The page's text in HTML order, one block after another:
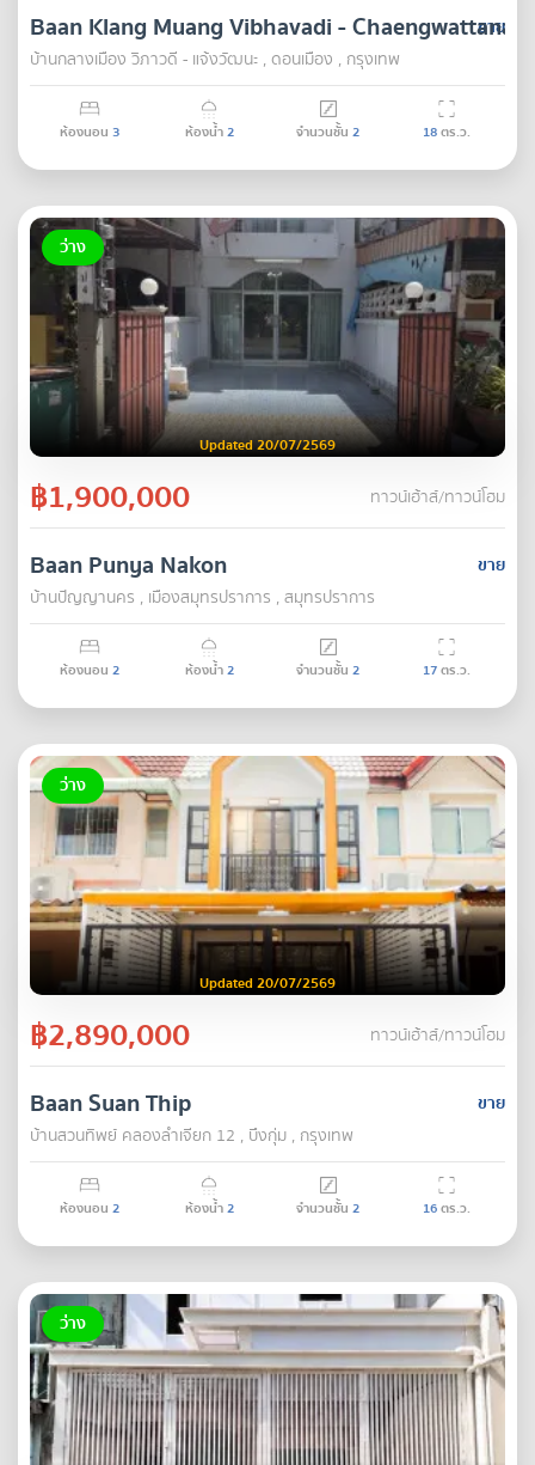
ขาย
Baan Klang Muang Vibhavadi - Chaengwattana
บ้านกลางเมือง วิภาวดี - แจ้งวัฒนะ , ดอนเมือง , กรุงเทพ
ห้องนอน 3 ห้องน้ำ2 จำนวนชั้น 2 18ตร.ว.
ว่าง
Updated 20/07/2569
฿1,900,000 ทาวน์เฮ้าส์/ทาวน์โฮม
ขาย
Baan Punya Nakon
บ้านปัญญานคร , เมืองสมุทรปราการ , สมุทรปราการ
ห้องนอน 2 ห้องน้ำ2 จำนวนชั้น 2 17ตร.ว.
ว่าง
Updated 20/07/2569
฿2,890,000 ทาวน์เฮ้าส์/ทาวน์โฮม
ขาย
Baan Suan Thip
บ้านสวนทิพย์ คลองลำเจียก 12 , บึงกุ่ม , กรุงเทพ
ห้องนอน 2 ห้องน้ำ2 จำนวนชั้น 2 16ตร.ว.
ว่าง